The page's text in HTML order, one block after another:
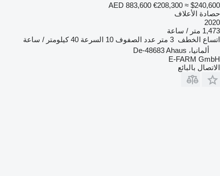
AED 883,600 €208,300 ≈ $240,600
حصادة الأعلاف
2020
1,473 متر / ساعة
اتساع الخطف 3 متر عدد الصفوف 10 السرعة 40 كيلومتر / ساعة
ألمانيا، De-48683 Ahaus
E-FARM GmbH
الاتصال بالبائع